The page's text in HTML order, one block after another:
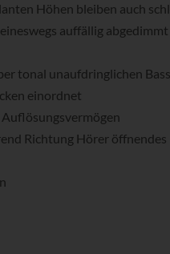
Höhen bleiben auch
auffällig
tonal unaufdringlichen
einordnet
Richtung Hörer öffnendes